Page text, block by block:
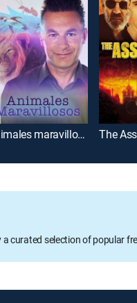
Animales maravillosos The
a curated selection of popular